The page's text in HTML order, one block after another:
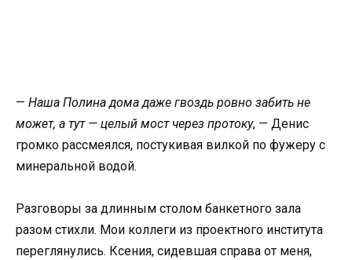
— Наша Полина дома даже гвоздь ровно забить не
может, а тут — целый мост через протоку, — Денис
громко рассмеялся, постукивая вилкой по фужеру с
минеральной водой.
Разговоры за длинным столом банкетного зала
разом стихли. Мои коллеги из проектного института
переглянулись. Ксения, сидевшая справа от меня,